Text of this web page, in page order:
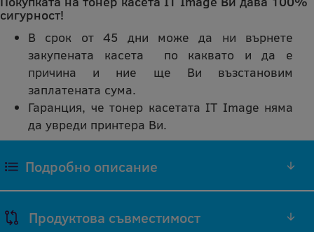
сигурност!
В срок от 45 дни може да ни върнете
закупената касета по каквато и да е
причина и ние ще Ви възстановим
заплатената сума.
Гаранция, че тонер касетата IT Image няма
да увреди принтера Ви.
Подробно описание
РЕПРОИЗВЕДЕНА IT IMAGE ТОНЕР КАСЕТА
Продуктова съвместимост